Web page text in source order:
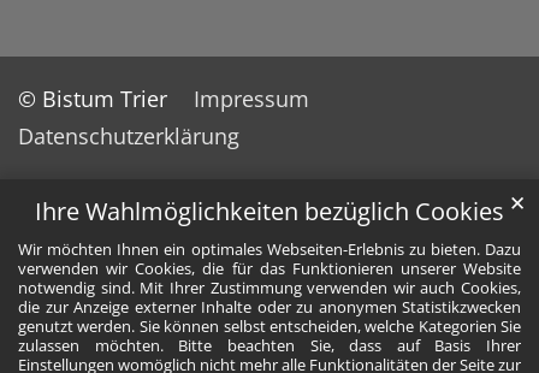
Ihre Wahlmöglichkeiten bezüglich Cookies
Wir möchten Ihnen ein optimales Webseiten-Erlebnis zu bieten. Dazu
verwenden wir Cookies, die für das Funktionieren unserer Website
notwendig sind. Mit Ihrer Zustimmung verwenden wir auch Cookies,
die zur Anzeige externer Inhalte oder zu anonymen Statistikzwecken
genutzt werden. Sie können selbst entscheiden, welche Kategorien Sie
zulassen möchten. Bitte beachten Sie, dass auf Basis Ihrer
Einstellungen womöglich nicht mehr alle Funktionalitäten der Seite zur
✕
© Bistum Trier
Impressum
Datenschutzerklärung